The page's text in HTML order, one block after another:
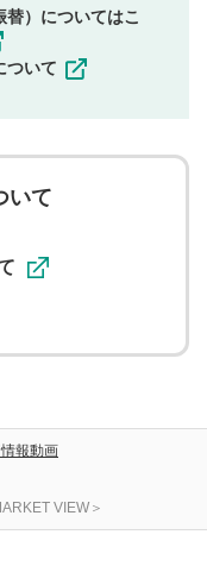
投稿
更・削除はできま
利用者は、コメント
とに同意します。利
ビスの広告・宣伝、
替）についてはこ
ついて
いて
報動画
VIEW＞